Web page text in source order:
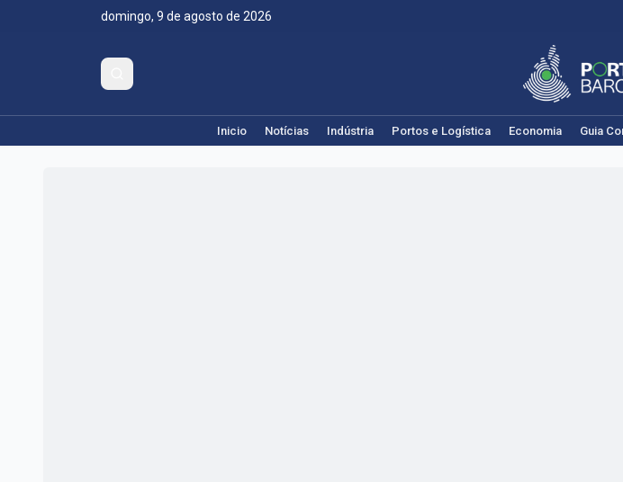
domingo, 9 de agosto de 2026
Inicio Notícias Indústria Portos e Logística Economia Guia